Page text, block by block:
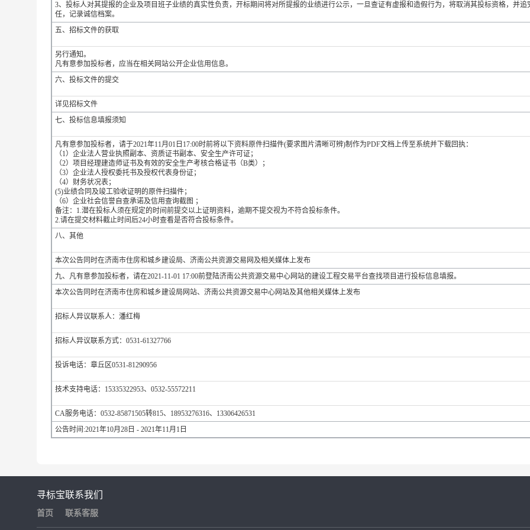
3、投标人对其提报的企业及项目班子业绩的真实性负责，开标期间将对所提报的业绩进行公示，一旦查证有虚报和造假行为，将取消其投标资格，并追
任，记录诚信档案。
五、招标文件的获取
另行通知。
凡有意参加投标者，应当在相关网站公开企业信用信息。
六、投标文件的提交
详见招标文件
七、投标信息填报须知
凡有意参加投标者，请于2021年11月01日17:00时前将以下资料原件扫描件(要求图片清晰可辨)制作为PDF文档上传至系统并下载回执：
（1）企业法人营业执照副本、资质证书副本、安全生产许可证；
（2）项目经理建造师证书及有效的安全生产考核合格证书（B类）；
（3）企业法人授权委托书及授权代表身份证；
（4）财务状况表；
(5)业绩合同及竣工验收证明的原件扫描件；
（6）企业社会信誉自查承诺及信用查询截图 ；
备注：1.潜在投标人须在规定的时间前提交以上证明资料，逾期不提交视为不符合投标条件。
2.请在提交材料截止时间后24小时查看是否符合投标条件。
八、其他
本次公告同时在济南市住房和城乡建设局、济南公共资源交易网及相关媒体上发布
九、凡有意参加投标者，请在2021-11-01 17:00前登陆济南公共资源交易中心网站的建设工程交易平台查找项目进行投标信息填报。
本次公告同时在济南市住房和城乡建设局网站、济南公共资源交易中心网站及其他相关媒体上发布
招标人异议联系人：潘红梅
招标人异议联系方式：0531-61327766
投诉电话：章丘区0531-81290956
技术支持电话：15335322953、0532-55572211
CA服务电话：0532-85871505转815、18953276316、13306426531
公告时间:2021年10月28日 - 2021年11月1日
寻标宝
首页
联系我们
联系客服